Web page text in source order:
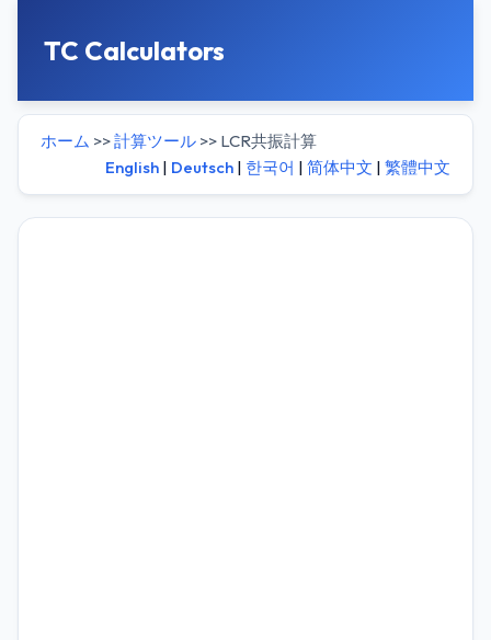
TC Calculators
ホーム >>計算ツール >> LCR共振計算
English | Deutsch | 한국어 | 简体中文 | 繁體中文